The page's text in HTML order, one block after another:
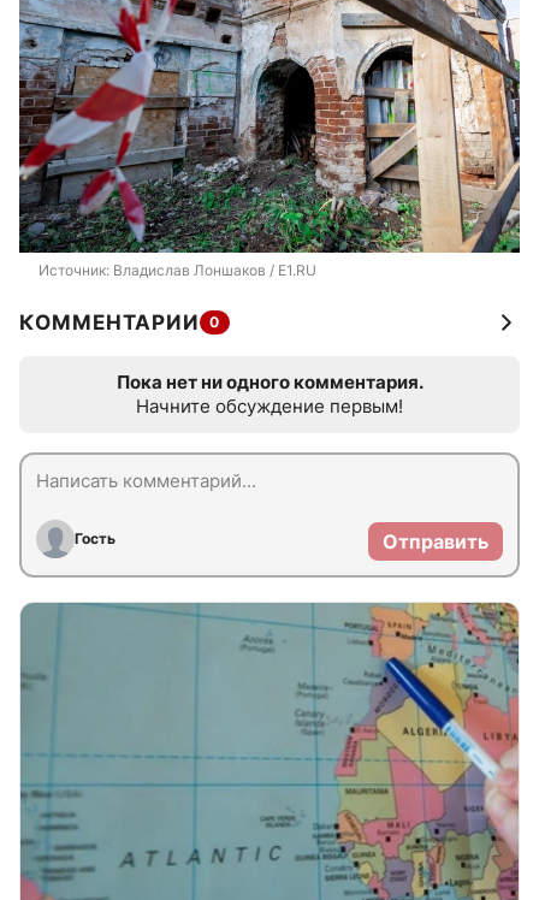
Источник: Владислав Лоншаков / E1.RU
КОММЕНТАРИИ 0
Пока нет ни одного комментария.
Начните обсуждение первым!
Гость Отправить